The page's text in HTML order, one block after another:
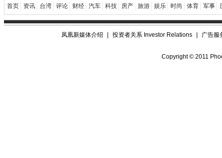
首页 资讯 台湾 评论 财经 汽车 科技 房产 旅游 娱乐 时尚 体育 军事
凤凰新媒体介绍 投资者关系 Investor Relations 广告服
Copyright © 2011